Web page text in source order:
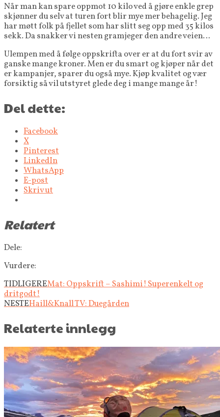
Når man kan spare oppmot 10 kilo ved å gjøre enkle grep
skjønner du selv at turen fort blir mye mer behagelig. Jeg
har møtt folk på fjellet som har slitt seg opp med 35 kilos
sekk. Da snakker vi nesten gramjeger den andre veien…
Ulempen med å følge oppskrifta over er at du fort svir av
ganske mange kroner. Men er du smart og kjøper når det
er kampanjer, sparer du også mye. Kjøp kvalitet og vær
forsiktig så vil utstyret glede deg i mange mange år!
Del dette:
Facebook
X
Pinterest
LinkedIn
WhatsApp
E-post
Skriv ut
Relatert
Dele:
Vurdere:
TIDLIGEREMat: Oppskrift – Sashimi! Superenkelt og
dritgodt!
NESTEHaill&Knall TV: Duegården
Relaterte innlegg